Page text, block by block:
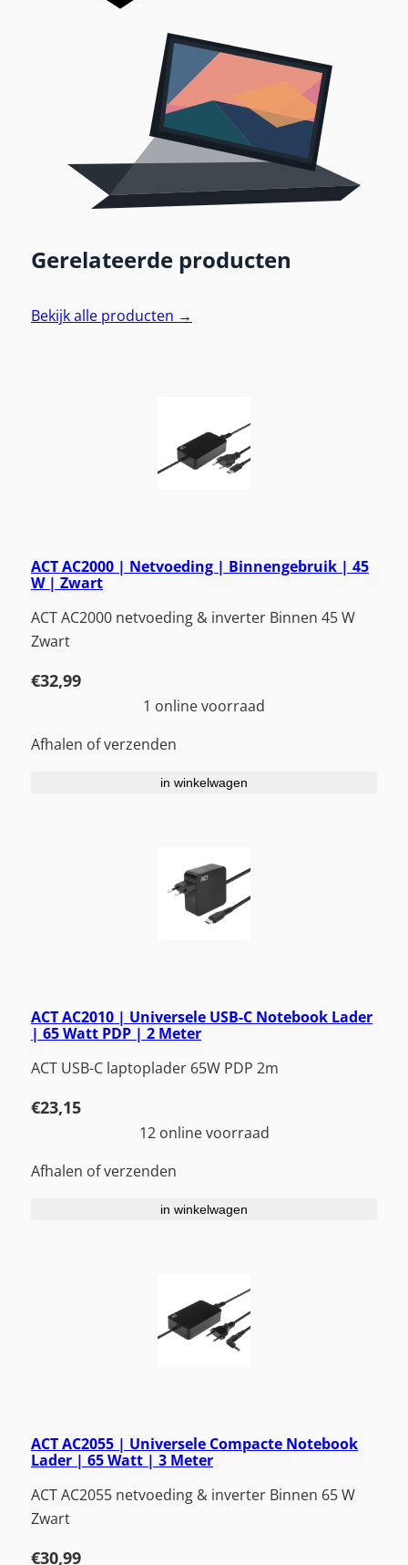
Gerelateerde producten
Bekijk alle producten →
ACT AC2000 | Netvoeding | Binnengebruik | 45
W | Zwart
ACT AC2000 netvoeding & inverter Binnen 45 W
Zwart
€32,99
1 online voorraad
Afhalen of verzenden
in winkelwagen
ACT AC2010 | Universele USB-C Notebook Lader
| 65 Watt PDP | 2 Meter
ACT USB-C laptoplader 65W PDP 2m
€23,15
12 online voorraad
Afhalen of verzenden
in winkelwagen
ACT AC2055 | Universele Compacte Notebook
Lader | 65 Watt | 3 Meter
ACT AC2055 netvoeding & inverter Binnen 65 W
Zwart
€30,99